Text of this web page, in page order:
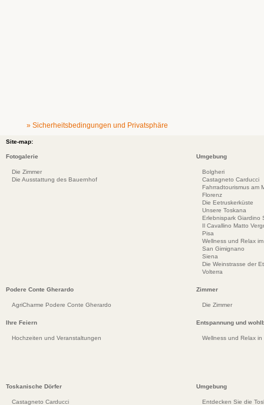
» Sicherheitsbedingungen und Privatsphäre
Site-map:
Fotogalerie
Die Zimmer
Die Ausstattung des Bauernhof
Umgebung
Bolgheri
Castagneto Carducci
Fahrradtourismus am
Florenz
Die Eetruskerküste
Unsere Toskana
Erlebnispark Giardino
Il Cavallino Matto
Pisa
Wellness und Relax
San Gimignano
Siena
Die Weinstrasse der
Volterra
Podere Conte Gherardo
AgriCharme Podere Conte Gherardo
Zimmer
Die Zimmer
Ihre Feiern
Hochzeiten und Veranstaltungen
Entspannung und
Wellness und Relax in
Toskanische Dörfer
Castagneto Carducci
Umgebung
Entdecken Sie die